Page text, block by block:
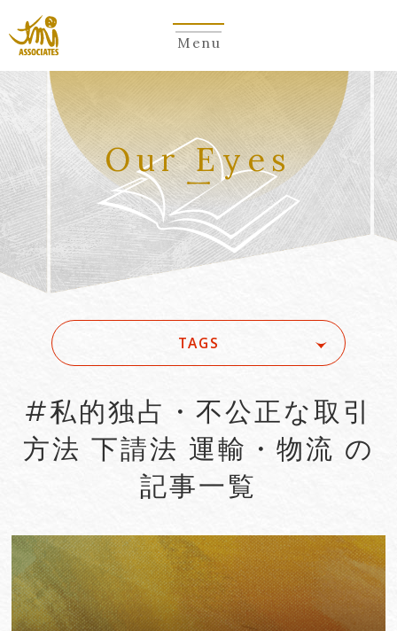
Menu
Our Eyes
TAGS
#Account seizure
#ACRA
#aerospace
#AFCP
#Agentic AI
#Agreements
#AI
#AI Governance
#AI/IoT
#私的独占・不公正な取引
方法 下請法 運輸・物流 の
記事一覧